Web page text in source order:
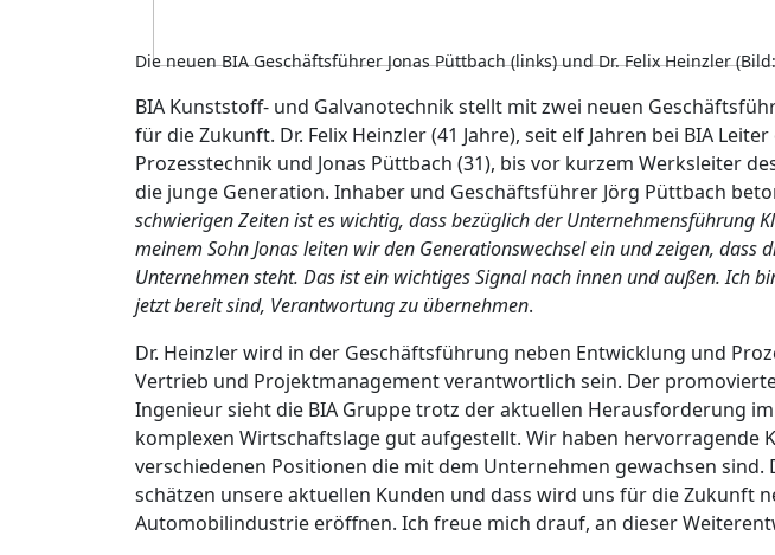
Die neuen BIA Geschäftsführer Jonas Püttbach (links) und Dr. Felix Heinzler
BIA Kunststoff- und Galvanotechnik stellt mit zwei neuen
für die Zukunft. Dr. Felix Heinzler (41 Jahre), seit elf Jahren bei BIA
Prozesstechnik und Jonas Püttbach (31), bis vor kurzem Werksleiter
die junge Generation. Inhaber und Geschäftsführer Jörg Püttbach
schwierigen Zeiten ist es wichtig, dass bezüglich der Unternehmensführung
meinem Sohn Jonas leiten wir den Generationswechsel ein und zeigen, dass
Unternehmen steht. Das ist ein wichtiges Signal nach innen und außen. Ich
jetzt bereit sind, Verantwortung zu übernehmen.
Dr. Heinzler wird in der Geschäftsführung neben Entwicklung und
Vertrieb und Projektmanagement verantwortlich sein. Der
Ingenieur sieht die BIA Gruppe trotz der aktuellen Herausforderung
komplexen Wirtschaftslage gut aufgestellt. Wir haben hervorragende
verschiedenen Positionen die mit dem Unternehmen gewachsen
schätzen unsere aktuellen Kunden und dass wird uns für die Zukunft
Automobilindustrie eröffnen. Ich freue mich drauf, an dieser